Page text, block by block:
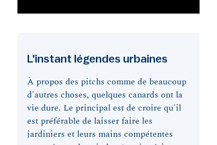
L'instant légendes urbaines
À propos des pitchs comme de beaucoup
d'autres choses, quelques canards ont la
vie dure. Le principal est de croire qu'il
est préférable de laisser faire les
jardiniers et leurs mains compétentes